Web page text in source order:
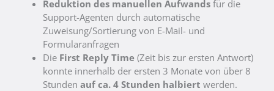
Reduktion des manuellen Aufwands für die
Support-Agenten durch automatische
Zuweisung/Sortierung von E-Mail- und
Formularanfragen
Die First Reply Time (Zeit bis zur ersten Antwort)
konnte innerhalb der ersten 3 Monate von über 8
Stunden auf ca. 4 Stunden halbiert werden.